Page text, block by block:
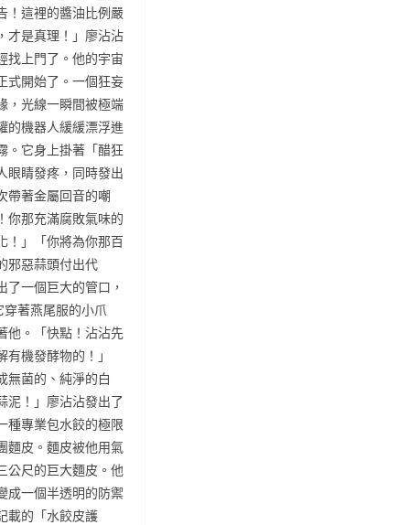
！這裡的醬油比例嚴
才是真理！」廖沾沾
找上門了。他的宇宙
式開始了。一個狂妄
，光線一瞬間被極端
的機器人緩緩漂浮進
。它身上掛著「醋狂
眼睛發疼，同時發出
帶著金屬回音的嘲
你那充滿腐敗氣味的
！」「你將為你那百
邪惡蒜頭付出代
一個巨大的管口，
著燕尾服的小爪
他。「快點！沾沾先
機發酵物的！」
無菌的、純淨的白
泥！」廖沾沾發出了
種專業包水餃的極限
麵皮。麵皮被他用氣
公尺的巨大麵皮。他
成一個半透明的防禦
載的「水餃皮護